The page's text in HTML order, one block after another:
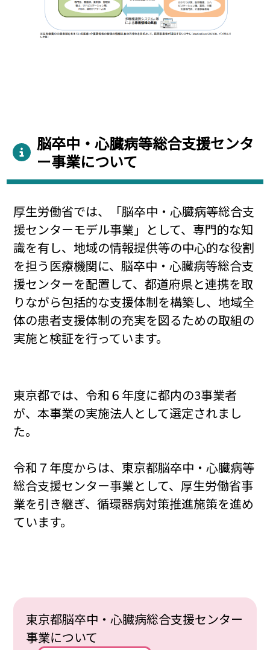
脳卒中・心臓病等総合支援センタ
ー事業について
厚生労働省では、「脳卒中・心臓病等総合支
援センターモデル事業」として、専門的な知
識を有し、地域の情報提供等の中心的な役割
を担う医療機関に、脳卒中・心臓病等総合支
援センターを配置して、都道府県と連携を取
りながら包括的な支援体制を構築し、地域全
体の患者支援体制の充実を図るための取組の
実施と検証を行っています。
東京都では、令和６年度に都内の3事業者
が、本事業の実施法人として選定されまし
た。
令和７年度からは、東京都脳卒中・心臓病等
総合支援センター事業として、厚生労働省事
業を引き継ぎ、循環器病対策推進施策を進め
ています。
東京都脳卒中・心臓病総合支援センター
事業について